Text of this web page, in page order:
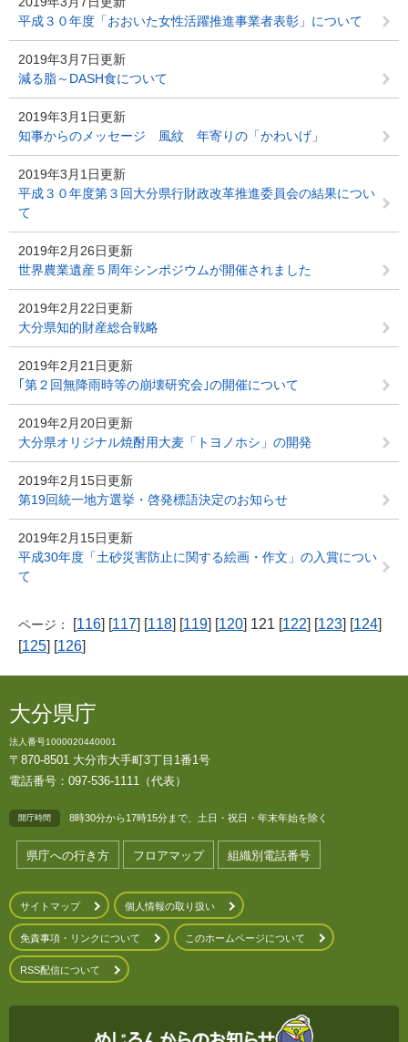
平成３０年度「おおいた女性活躍推進事業者表彰」について
2019年3月7日更新
減る脂～DASH食について
2019年3月1日更新
知事からのメッセージ 風紋 年寄りの「かわいげ」
2019年3月1日更新
平成３０年度第３回大分県行財政改革推進委員会の結果につい
て
2019年2月26日更新
世界農業遺産５周年シンポジウムが開催されました
2019年2月22日更新
大分県知的財産総合戦略
2019年2月21日更新
｢第２回無降雨時等の崩壊研究会｣の開催について
2019年2月20日更新
大分県オリジナル焼酎用大麦「トヨノホシ」の開発
2019年2月15日更新
第19回統一地方選挙・啓発標語決定のお知らせ
2019年2月15日更新
平成30年度「土砂災害防止に関する絵画・作文」の入賞につい
て
ページ： [116] [117] [118] [119] [120] 121 [122] [123] [124]
[125] [126]
大分県庁
法人番号1000020440001
〒870-8501 大分市大手町3丁目1番1号
電話番号：097-536-1111（代表）
開庁時間 8時30分から17時15分まで、土日・祝日・年末年始を除く
県庁への行き方 フロアマップ 組織別電話番号
サイトマップ 個人情報の取り扱い
免責事項・リンクについて このホームページについて
RSS配信について